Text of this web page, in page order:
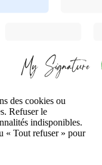
des cookies ou
Refuser le
indisponibles.
« Tout refuser » pour